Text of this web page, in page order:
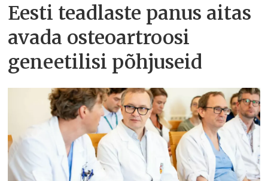
Eesti teadlaste panus aitas
avada osteoartroosi
geneetilisi põhjuseid